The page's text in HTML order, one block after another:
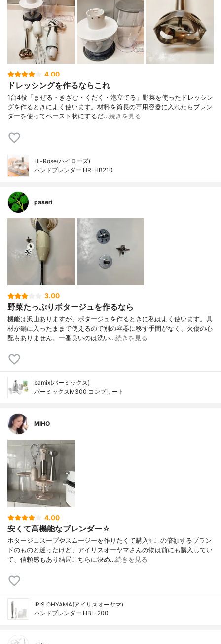
4.00
ドレッシングを作るならこれ
1台4役「まぜる・きざむ・くだく・泡立てる」野菜を使ったドレッシン
グを作るときによく使います。材料を筒長の専用容器に入れたらブレン
ダーを使ってペースト状にするだ…続きを見る
Hi-Rose(ハイローズ)
ハンドブレンダー HR-HB210
paseri
3.00
野菜たっぷりポタージュを作るなら
機能は沢山ありますが、ポタージュを作るときに私はよく使います。具
材が鍋に入ったままで使えるので別の容器に移す手間がなく、火傷の心
配もありません。一番良いのは洗い…続きを見る
bamix(バーミックス)
バーミックスM300 コンプリート
MIHO
4.00
安くて高機能なブレンダー☆
ポタージュスープやスムージーを作りたくて購入✨この倍額するブラン
ドのものと迷ったけど、アイリスオーヤマさんの物は前にも購入してい
て、信頼感もあり結局こちらに決め…続きを見る
IRIS OHYAMA(アイリスオーヤマ)
ハンドブレンダー HBL-200